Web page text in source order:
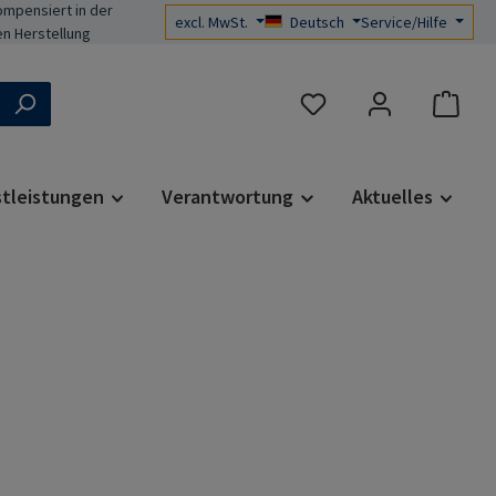
in der
Herstellung
excl. MwSt. Deutsch Service/Hilfe
Du hast 0 Produkte auf
Verantwortung Aktuelles